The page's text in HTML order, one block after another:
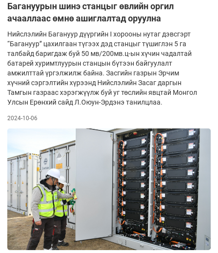
Багануурын шинэ станцыг өвлийн оргил
ачааллаас өмнө ашиглалтад оруулна
Нийслэлийн Багануур дүүргийн I хорооны нутаг дэвсгэрт
“Багануур” цахилгаан түгээх дэд станцыг түшиглэн 5 га
талбайд баригдаж буй 50 мв/200мв.ц-ын хүчин чадалтай
батарей хуримтлуурын станцын бүтээн байгуулалт
амжилттай үргэлжилж байна. Засгийн газрын Эрчим
хүчний сэргэлтийн хүрээнд Нийслэлийн Засаг даргын
Тамгын газраас хэрэгжүүлж буй уг төслийн явцтай Монгол
Улсын Ерөнхий сайд Л.Оюун-Эрдэнэ танилцлаа.
2024-10-06